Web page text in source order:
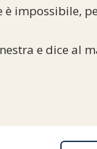
impossibile,
e dice al